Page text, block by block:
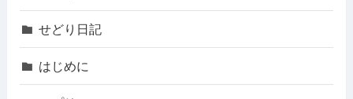
せどり日記
はじめに